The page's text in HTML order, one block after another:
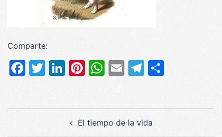
Comparte:
Facebook
Twitter
LinkedIn
Pinterest
WhatsApp
EmailTelegram
El tiempo de la vida